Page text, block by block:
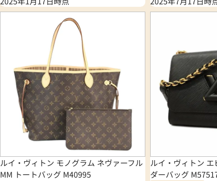
ルイ・ヴィトン モノグラム ネヴァーフル
MM トートバッグ M40995
ルイ・ヴィトン
ダーバッグ